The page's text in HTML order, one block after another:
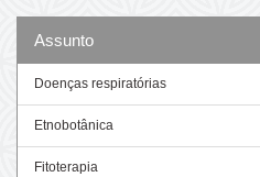
Assunto
Doenças respiratórias
Etnobotânica
Fitoterapia